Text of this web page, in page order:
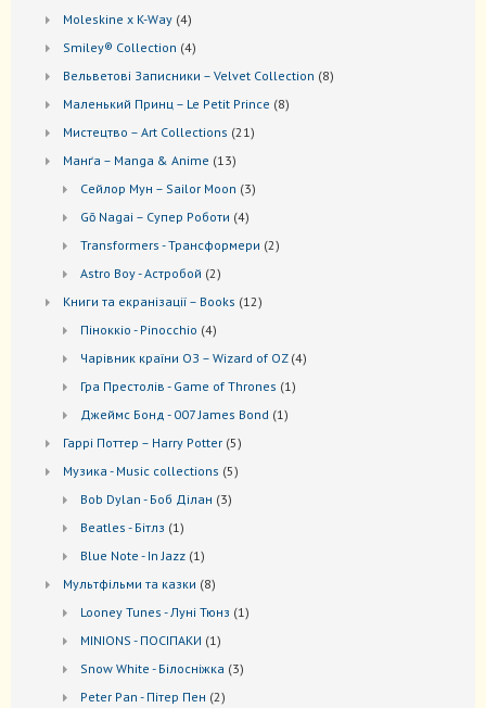
Moleskine x K-Way 44
Smiley® Collection 44
Вельветові Записники – Velvet Collection 88
Маленький Принц – Le Petit Prince 88
Мистецтво – Art Collections 21 21
Манґа – Manga & Anime 1313
Сейлор Мун – Sailor Moon 33
Gō Nagai – Супер Роботи 44
Transformers - Трансформери 22
Astro Boy - Астробой 22
Книги та екранізації – Books 1212
Піноккіо - Pinocchio 44
Чарівник країни ОЗ – Wizard of OZ 44
Гра Престолів - Game of Thrones 1 1
Джеймс Бонд - 007 James Bond 1 1
Гаррі Поттер – Harry Potter 55
Музика - Music collections 55
Bob Dylan - Боб Ділан 33
Beatles - Бітлз 1 1
Blue Note - In Jazz 1 1
Мультфільми та казки 88
Looney Tunes - Луні Тюнз 1 1
MINIONS - ПОСІПАКИ 1 1
Snow White - Білосніжка 33
Peter Pan - Пітер Пен 22